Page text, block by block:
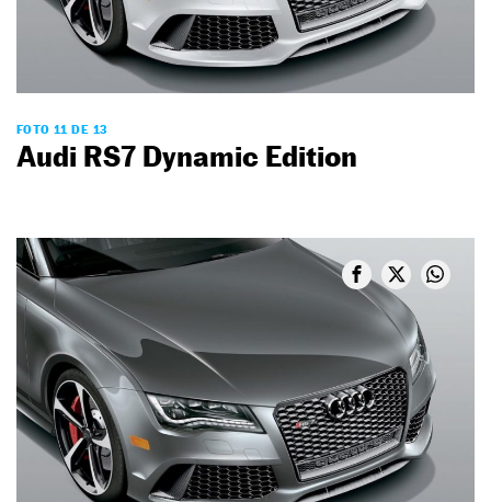
FOTO 11 DE 13
Audi RS7 Dynamic Edition